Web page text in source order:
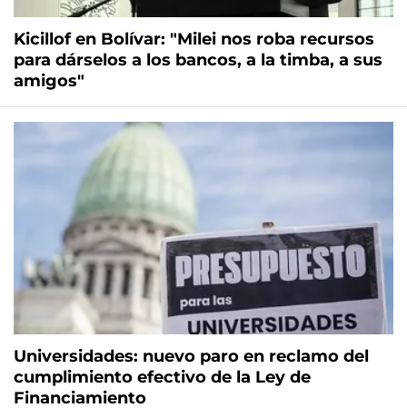
Kicillof en Bolívar: "Milei nos roba recursos
para dárselos a los bancos, a la timba, a sus
amigos"
Universidades: nuevo paro en reclamo del
cumplimiento efectivo de la Ley de
Financiamiento